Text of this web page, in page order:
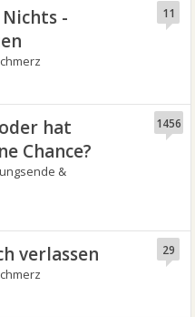
-
11
hat
Chance?
&
1456
verlassen 29